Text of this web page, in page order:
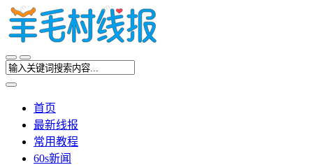
首页
最新线报
常用教程
60s新闻